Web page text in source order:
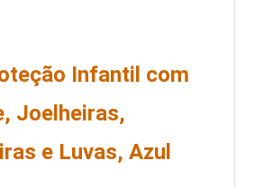
Infantil com
Joelheiras,
e Luvas, Azul